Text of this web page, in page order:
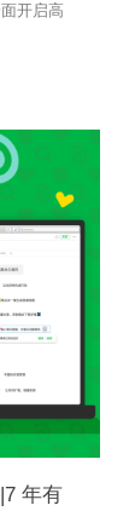
开启高
年有